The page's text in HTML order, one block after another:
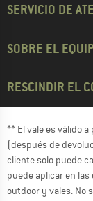
SERVICIO DE
SOBRE EL
RESCINDIR EL
** El vale es válido
(después de
cliente solo puede
puede aplicar en
outdoor y vales. No